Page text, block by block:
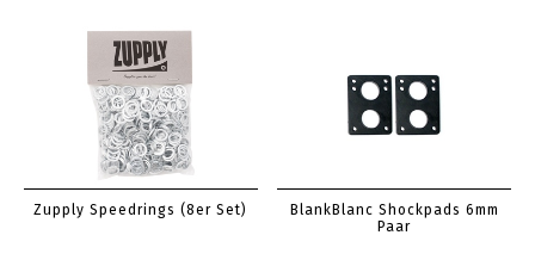
Zupply Speedrings (8er Set)
BlankBlanc Shockpads 6mm
Paar